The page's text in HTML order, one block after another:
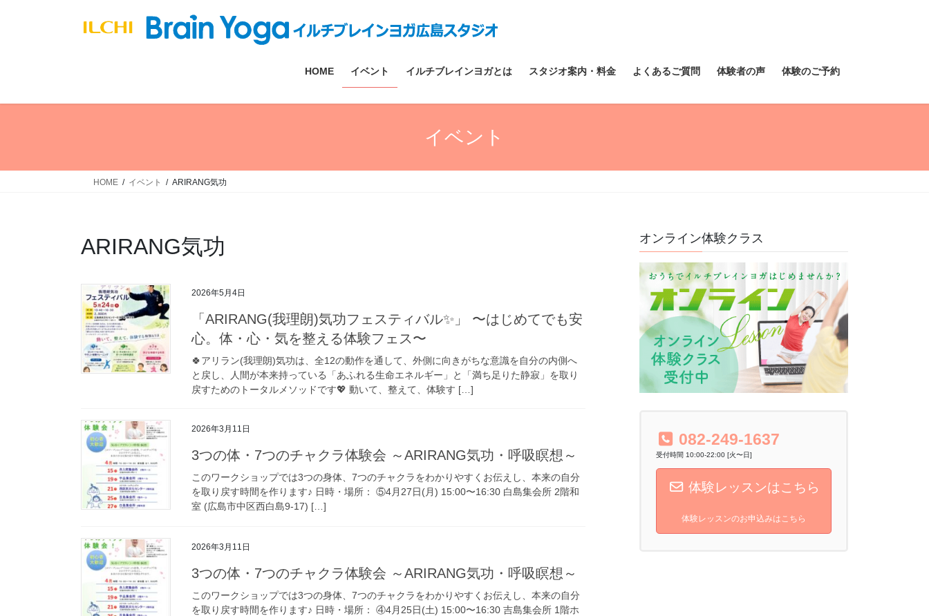
ス
ン
HOME イベント イルチブレインヨガとは スタジオ案内・料金 よくあるご質問 体験者の声 体験のご予約
イベント
HOME イベント ARIRANG気功
ARIRANG気功
2026年5月4日
「ARIRANG(我理朗)気功フェスティバル✨」 〜はじめてでも安
心。体・心・気を整える体験フェス〜
🍀アリラン(我理朗)気功は、全12の動作を通して、外側に向きがちな意識を自分の内側へ
と戻し、人間が本来持っている「あふれる生命エネルギー」と「満ち足りた静寂」を取り
戻すためのトータルメソッドです💖 動いて、整えて、体験す […]
2026年3月11日
3つの体・7つのチャクラ体験会 ～ARIRANG気功・呼吸瞑想～
このワークショップでは3つの身体、7つのチャクラをわかりやすくお伝えし、本来の自分
を取り戻す時間を作ります♪ 日時・場所： ⑤4月27日(月) 15:00〜16:30 白島集会所 2階和
室 (広島市中区西白島9-17) […]
2026年3月11日
3つの体・7つのチャクラ体験会 ～ARIRANG気功・呼吸瞑想～
このワークショップでは3つの身体、7つのチャクラをわかりやすくお伝えし、本来の自分
を取り戻す時間を作ります♪ 日時・場所： ④4月25日(土) 15:00〜16:30 吉島集会所 1階ホ
オンライン体験クラス
082-249-1637
受付時間 10:00-22:00 [火〜日]
体験レッスンはこちら
体験レッスンのお申込みはこちら